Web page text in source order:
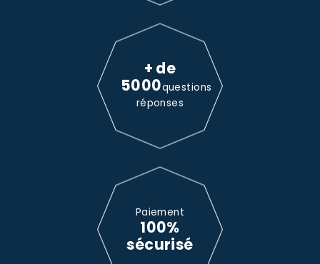
+ de
5000questions
réponses
Paiement
100%
sécurisé